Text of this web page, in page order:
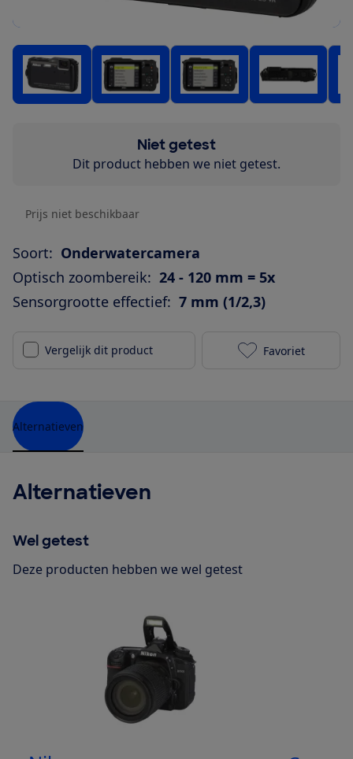
Niet getest
Dit product hebben we niet getest.
Prijs niet beschikbaar
Soort: Onderwatercamera
Optisch zoombereik: 24 - 120 mm = 5x
Sensorgrootte effectief: 7 mm (1/2,3)
Vergelijk dit product Nikon
Favoriet
Alternatieven
Alternatieven
Wel getest
Deze producten hebben we wel getest